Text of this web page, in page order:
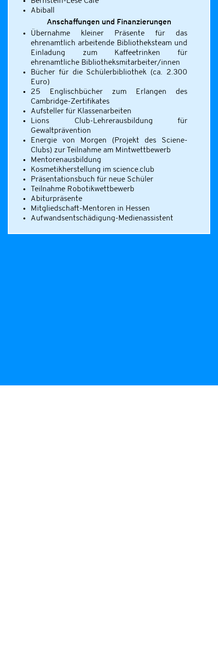
Abiball
Anschaffungen und Finanzierungen
Übernahme kleiner Präsente für das
ehrenamtlich arbeitende Bibliotheksteam und
Einladung zum Kaffeetrinken für
ehrenamtliche Bibliotheksmitarbeiter/innen
Bücher für die Schülerbibliothek (ca. 2.300
Euro)
25 Englischbücher zum Erlangen des
Cambridge-Zertifikates
Aufsteller für Klassenarbeiten
Lions Club-Lehrerausbildung für
Gewaltprävention
Energie von Morgen (Projekt des Sciene-
Clubs) zur Teilnahme am Mintwettbewerb
Mentorenausbildung
Kosmetikherstellung im science.club
Präsentationsbuch für neue Schüler
Teilnahme Robotikwettbewerb
Abiturpräsente
Mitgliedschaft-Mentoren in Hessen
Aufwandsentschädigung-Medienassistent